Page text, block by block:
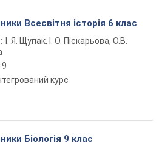
Всесвітня історія 6 клас
І. Я. Щупак, І. О. Піскарьова, О.В.
курс
Біологія 9 клас